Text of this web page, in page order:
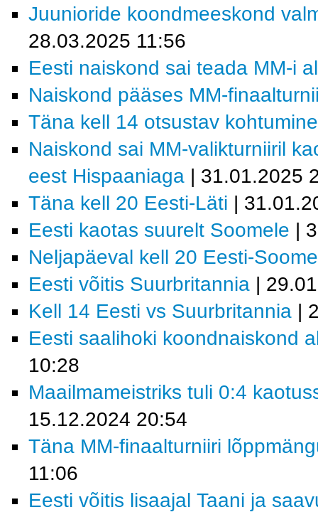
Juunioride koondmeeskond
28.03.2025 11:56
Eesti naiskond sai teada MM-i
Naiskond pääses MM-
Täna kell 14 otsustav
Naiskond sai MM-valikturniiril
eest Hispaaniaga | 31.01.2025
Täna kell 20 Eesti-Läti |
Eesti kaotas suurelt Soomele |
Neljapäeval kell 20 Eesti-Soome
Eesti võitis Suurbritannia |
Kell 14 Eesti vs Suurbritannia |
Eesti saalihoki koondnaiskond
10:28
Maailmameistriks tuli 0:4
15.12.2024 20:54
Täna MM-finaalturniiri
11:06
Eesti võitis lisaajal Taani ja